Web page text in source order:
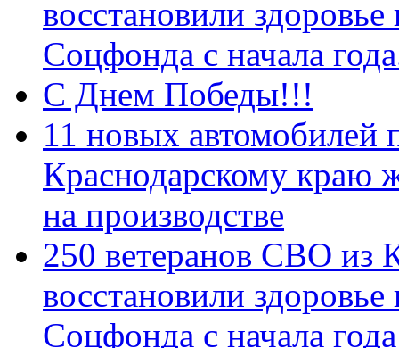
восстановили
Соцфонда с начала
С Днем Победы!!!
11 новых автомобилей
Краснодарскому краю
на производстве
250 ветеранов СВО из
восстановили
Соцфонда с начала года